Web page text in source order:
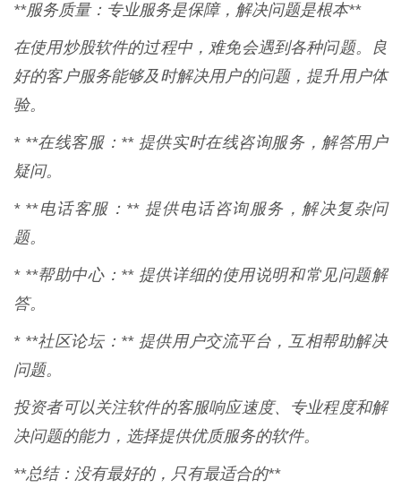
**服务质量：专业服务是保障，解决问题是根本**
在使用炒股软件的过程中，难免会遇到各种问题。良
好的客户服务能够及时解决用户的问题，提升用户体
验。
* **在线客服：** 提供实时在线咨询服务，解答用户
疑问。
* **电话客服：** 提供电话咨询服务，解决复杂问
题。
* **帮助中心：** 提供详细的使用说明和常见问题解
答。
* **社区论坛：** 提供用户交流平台，互相帮助解决
问题。
投资者可以关注软件的客服响应速度、专业程度和解
决问题的能力，选择提供优质服务的软件。
**总结：没有最好的，只有最适合的**